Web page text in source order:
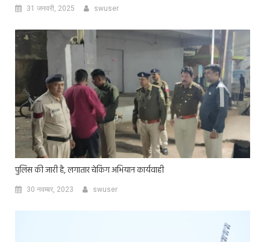
31 जनवरी, 2025 swuser
पुलिस की जारी है, लगातार चेकिंग अभियान कार्यवाही
30 नवम्बर, 2023 swuser